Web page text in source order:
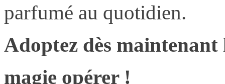
parfumé au quotidien.
Adoptez dès maintenant
magie opérer !